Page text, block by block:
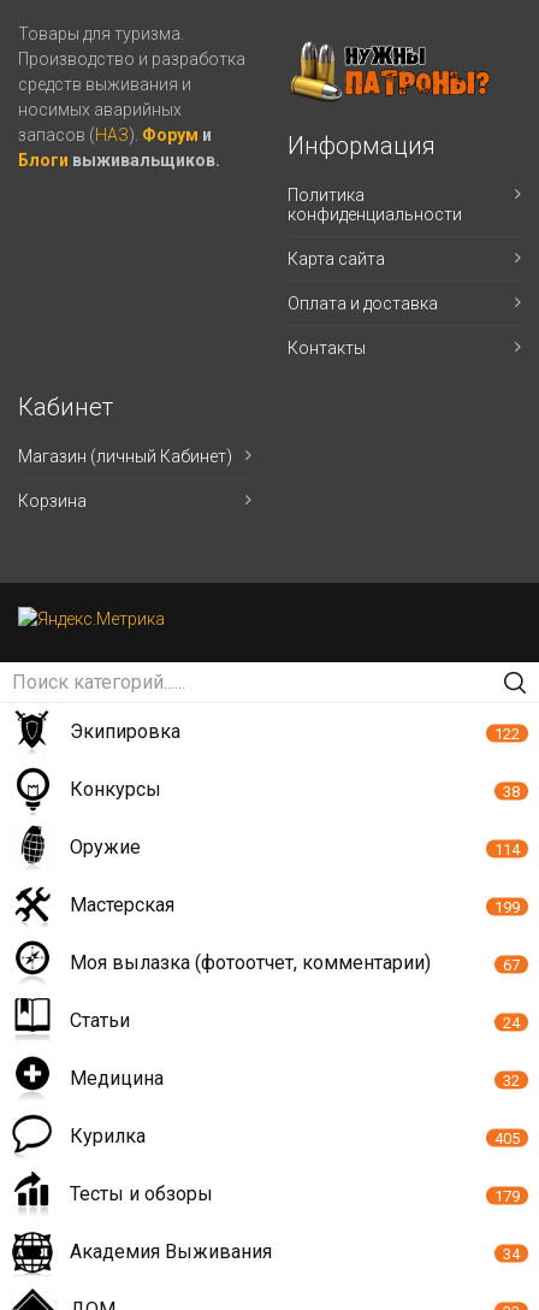
Товары для туризма.
Производство и разработка
средств выживания и
носимых аварийных
запасов (НАЗ). Форум и
Блоги выживальщиков.
Информация
Политика
конфиденциальности
Карта сайта
Оплата и доставка
Контакты
Кабинет
Магазин (личный Кабинет)
Корзина
Экипировка 122
Конкурсы 38
Оружие 114
Мастерская 199
Моя вылазка (фотоотчет, комментарии) 67
Статьи 24
Медицина 32
Курилка 405
Тесты и обзоры 179
Академия Выживания 34